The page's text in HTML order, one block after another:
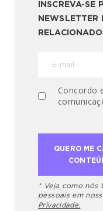
INSCREVA-SE
NEWSLETTER
Concordo
* Veja como nós
pessoais em
Privacidade.